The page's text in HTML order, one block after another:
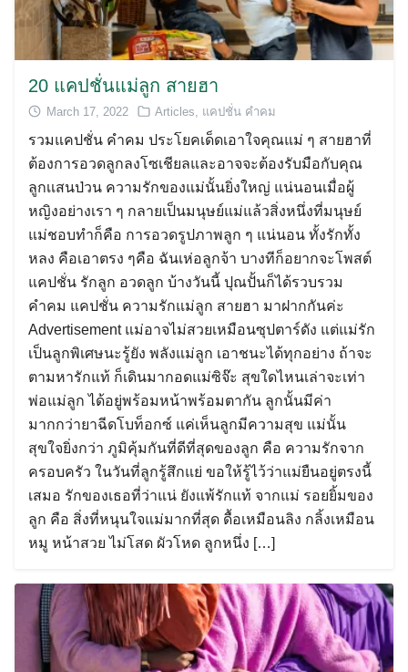
20 แคปชั่นแม่ลูก สายฮา
March 17, 2022 Articles แคปชั่น คำคม
รวมแคปชั่น คำคม ประโยคเด็ดเอาใจคุณแม่ ๆ สายฮาที่
ต้องการอวดลูกลงโซเชียลและอาจจะต้องรับมือกับคุณ
ลูกเเสนป่วน ความรักของแม่นั้นยิ่งใหญ่ แน่นอนเมื่อผู้
หญิงอย่างเรา ๆ กลายเป็นมนุษย์แม่แล้วสิ่งหนึ่งที่มนุษย์
แม่ชอบทำก็คือ การอวดรูปภาพลูก ๆ แน่นอน ทั้งรักทั้ง
หลง คือเอาตรง ๆคือ ฉันเห่อลูกจ้า บางทีก็อยากจะโพสต์
แคปชั่น รักลูก อวดลูก บ้างวันนี้ ปุณปั้นก็ได้รวบรวม
คำคม แคปชั่น ความรักแม่ลูก สายฮา มาฝากกันค่ะ
Advertisement แม่อาจไม่สวยเหมือนซุปตาร์ดัง แต่แม่รัก
เป็นลูกพิเศษนะรู้ยัง พลังแม่ลูก เอาชนะได้ทุกอย่าง ถ้าจะ
ตามหารักแท้ ก็เดินมากอดแม่ซิจ๊ะ สุขใดไหนเล่าจะเท่า
พ่อแม่ลูก ได้อยู่พร้อมหน้าพร้อมตากัน ลูกนั้นมีค่า
มากกว่ายาฉีดโบท็อกซ์ แค่เห็นลูกมีความสุข แม่นั้น
สุขใจยิ่งกว่า ภูมิคุ้มกันที่ดีที่สุดของลูก คือ ความรักจาก
ครอบครัว ในวันที่ลูกรู้สึกแย่ ขอให้รู้ไว้ว่าแม่ยืนอยู่ตรงนี้
เสมอ รักของเธอที่ว่าแน่ ยังแพ้รักแท้ จากแม่ รอยยิ้มของ
ลูก คือ สิ่งที่หนุนใจแม่มากที่สุด ดื้อเหมือนลิง กลิ้งเหมือน
หมู หน้าสวย ไม่โสด ผัวโหด ลูกหนึ่ง […]